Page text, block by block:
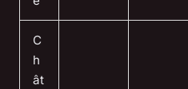
C
h
ât